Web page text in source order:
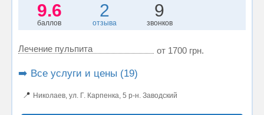
9.6
баллов
2
отзыва
9
звонков
Лечение пульпита от 1700 грн.
➡️ Все услуги и цены (19)
📍 Николаев, ул. Г. Карпенка, 5 р-н. Заводский